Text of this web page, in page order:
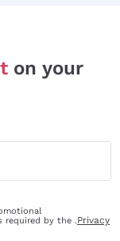
on your
required by the .Privacy